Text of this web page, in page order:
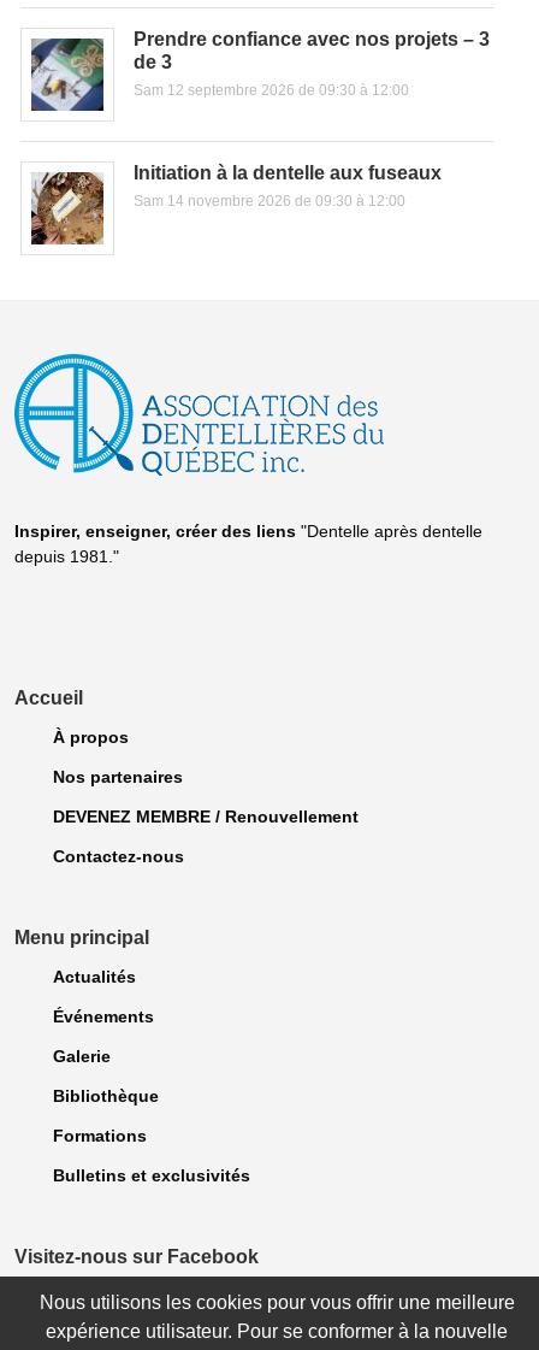
Prendre confiance avec nos projets – 3
de 3
Sam 12 septembre 2026 de 09:30 à 12:00
Initiation à la dentelle aux fuseaux
Sam 14 novembre 2026 de 09:30 à 12:00
Inspirer, enseigner, créer des liens "Dentelle après dentelle
depuis 1981."
Accueil
À propos
Nos partenaires
DEVENEZ MEMBRE / Renouvellement
Contactez-nous
Menu principal
Actualités
Événements
Galerie
Bibliothèque
Formations
Bulletins et exclusivités
Visitez-nous sur Facebook
Nous utilisons les cookies pour vous offrir une meilleure
expérience utilisateur. Pour se conformer à la nouvelle